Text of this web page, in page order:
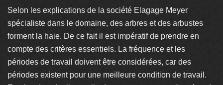
Selon les explications de la société Elagage Meyer
spécialiste dans le domaine, des arbres et des arbustes
forment la haie. De ce fait il est impératif de prendre en
compte des critères essentiels. La fréquence et les
périodes de travail doivent être considérées, car des
périodes existent pour une meilleure condition de travail.